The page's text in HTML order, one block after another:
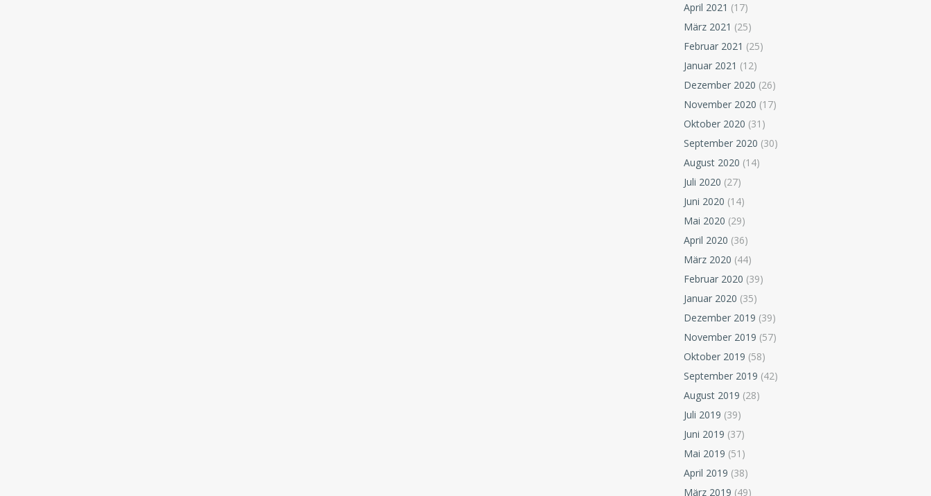
April 2021 (17)
März 2021 (25)
Februar 2021 (25)
Januar 2021 (12)
Dezember 2020 (26)
November 2020 (17)
Oktober 2020 (31)
September 2020 (30)
August 2020 (14)
Juli 2020 (27)
Juni 2020 (14)
Mai 2020 (29)
April 2020 (36)
März 2020 (44)
Februar 2020 (39)
Januar 2020 (35)
Dezember 2019 (39)
November 2019 (57)
Oktober 2019 (58)
September 2019 (42)
August 2019 (28)
Juli 2019 (39)
Juni 2019 (37)
Mai 2019 (51)
April 2019 (38)
März 2019 (49)